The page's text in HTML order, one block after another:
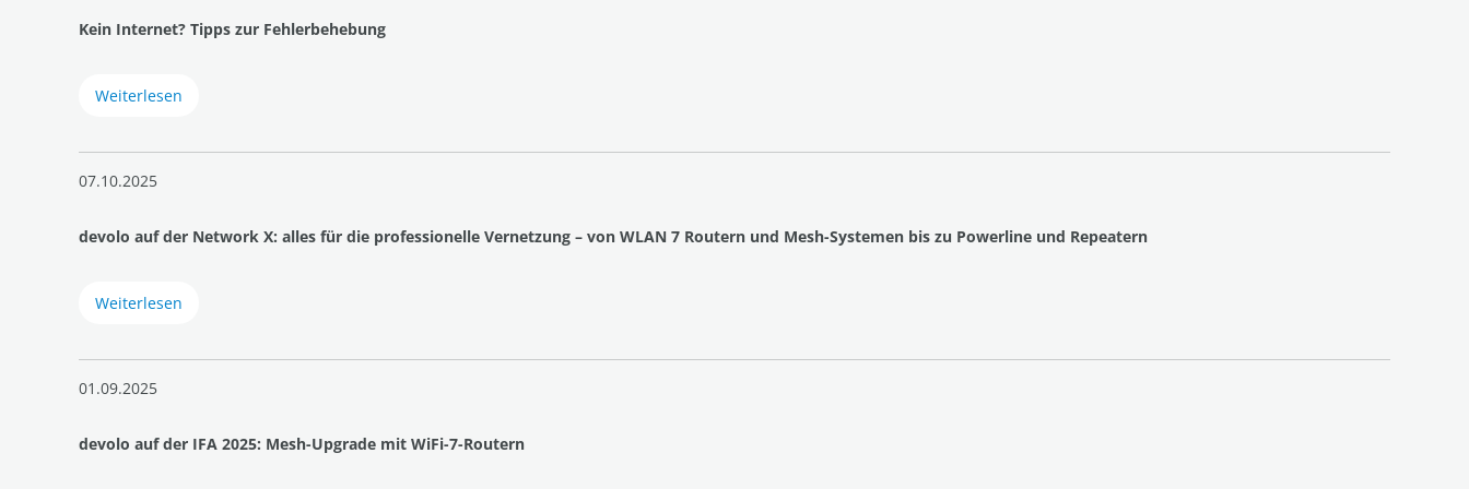
Kein Internet? Tipps zur Fehlerbehebung
Weiterlesen
07.10.2025
devolo auf der Network X: alles für die professionelle Vernetzung – von WLAN 7 Routern und Mesh-Systemen bis zu Powerline und Repeatern
Weiterlesen
01.09.2025
devolo auf der IFA 2025: Mesh-Upgrade mit WiFi-7-Routern